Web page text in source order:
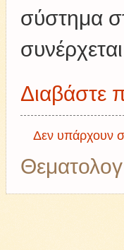
σύστημα
Διαβάστε
Δεν υπάρχουν